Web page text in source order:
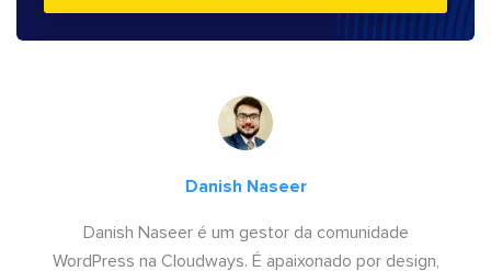
Danish Naseer
Danish Naseer é um gestor da comunidade
WordPress na Cloudways. É apaixonado por design,